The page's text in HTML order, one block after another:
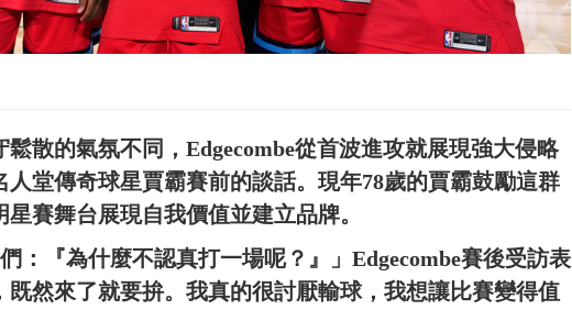
散的氣氛不同，Edgecombe從首波進攻就展現強大侵略
堂傳奇球星賈霸賽前的談話。現年78歲的賈霸鼓勵這群
賽舞台展現自我價值並建立品牌。
：『為什麼不認真打一場呢？』」Edgecombe賽後受訪表
然來了就要拚。我真的很討厭輸球，我想讓比賽變得值